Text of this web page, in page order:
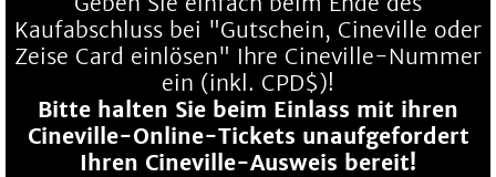
Kaufabschluss bei "Gutschein, Cineville oder
Zeise Card einlösen" Ihre Cineville-Nummer
ein (inkl. CPD$)!
Bitte halten Sie beim Einlass mit ihren
Cineville-Online-Tickets unaufgefordert
Ihren Cineville-Ausweis bereit!